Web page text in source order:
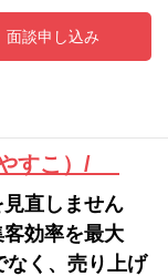
面談申し込み
やすこ）/
直しません
効率を最大
なく、売り上げ